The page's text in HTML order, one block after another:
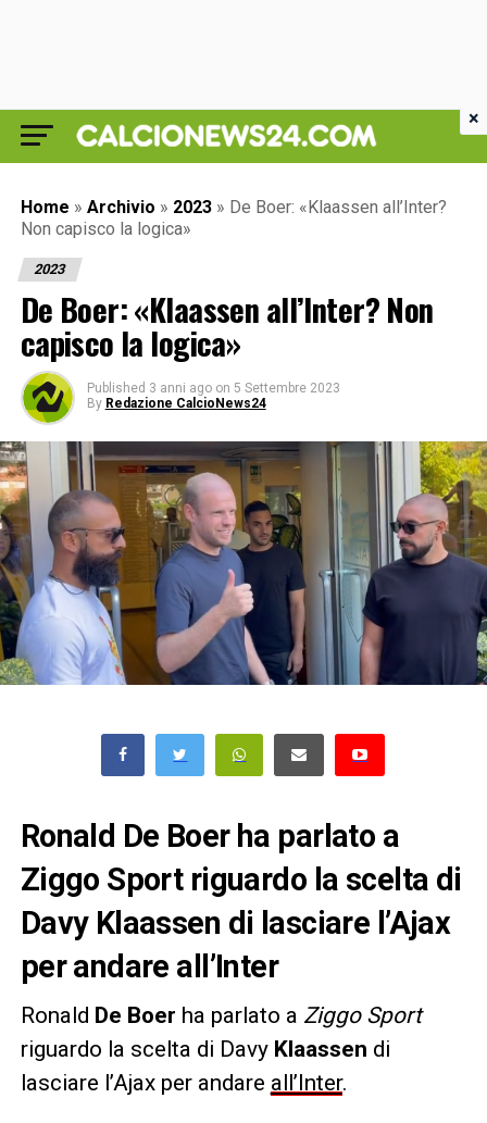
Home » Archivio » 2023 » De Boer: «Klaassen all’Inter?
Non capisco la logica»
2023
De Boer: «Klaassen all’Inter? Non
capisco la logica»
Published 3 anni ago on 5 Settembre 2023
By Redazione CalcioNews24
Ronald De Boer ha parlato a
Ziggo Sport riguardo la scelta di
Davy Klaassen di lasciare l’Ajax
per andare all’Inter
Ronald De Boer ha parlato a Ziggo Sport
riguardo la scelta di Davy Klaassen di
lasciare l’Ajax per andare all’Inter.
×